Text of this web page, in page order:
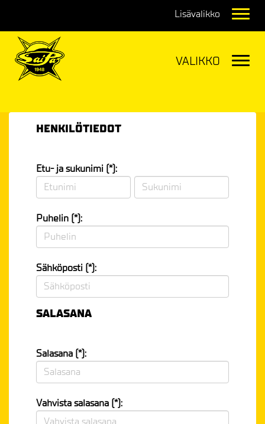
HENKILÖTIEDOT
Etu- ja sukunimi (*):
Puhelin (*):
Sähköposti (*):
SALASANA
Salasana (*):
Vahvista salasana (*):